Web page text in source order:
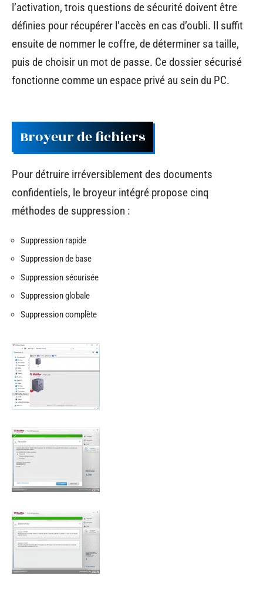
l’activation, trois questions de sécurité doivent être
définies pour récupérer l’accès en cas d’oubli. Il suffit
ensuite de nommer le coffre, de déterminer sa taille,
puis de choisir un mot de passe. Ce dossier sécurisé
fonctionne comme un espace privé au sein du PC.
Broyeur de fichiers
Pour détruire irréversiblement des documents
confidentiels, le broyeur intégré propose cinq
méthodes de suppression :
Suppression rapide
Suppression de base
Suppression sécurisée
Suppression globale
Suppression complète